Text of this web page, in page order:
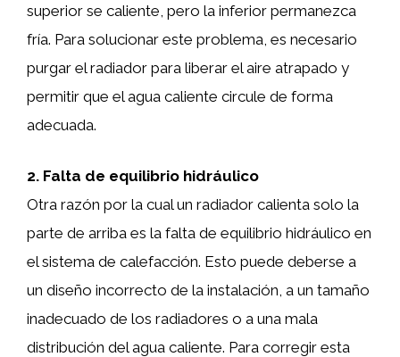
superior se caliente, pero la inferior permanezca
fría. Para solucionar este problema, es necesario
purgar el radiador para liberar el aire atrapado y
permitir que el agua caliente circule de forma
adecuada.
2. Falta de equilibrio hidráulico
Otra razón por la cual un radiador calienta solo la
parte de arriba es la falta de equilibrio hidráulico en
el sistema de calefacción. Esto puede deberse a
un diseño incorrecto de la instalación, a un tamaño
inadecuado de los radiadores o a una mala
distribución del agua caliente. Para corregir esta